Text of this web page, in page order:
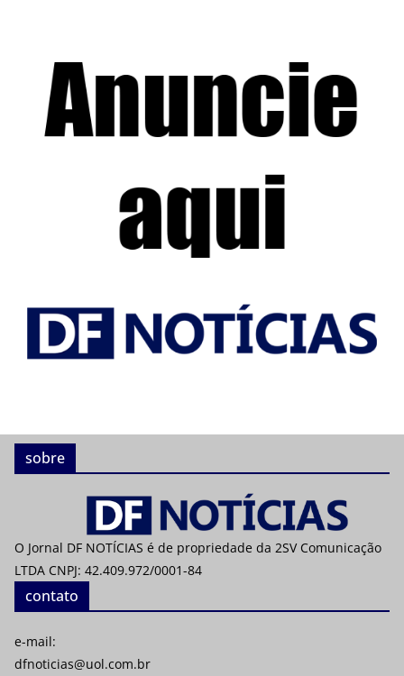
sobre
O Jornal DF NOTÍCIAS é de propriedade da 2SV Comunicação
LTDA CNPJ: 42.409.972/0001-84
contato
e-mail:
dfnoticias@uol.com.br